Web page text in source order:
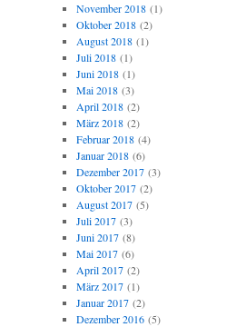
November 2018(1)
Oktober 2018(2)
August 2018(1)
Juli 2018(1)
Juni 2018(1)
Mai 2018(3)
April 2018(2)
März 2018(2)
Februar 2018(4)
Januar 2018(6)
Dezember 2017(3)
Oktober 2017(2)
August 2017(5)
Juli 2017(3)
Juni 2017(8)
Mai 2017(6)
April 2017(2)
März 2017(1)
Januar 2017(2)
Dezember 2016(5)